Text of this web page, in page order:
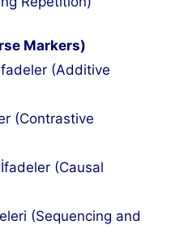
Markers)
(Additive
(Contrastive
(Causal
(Sequencing and